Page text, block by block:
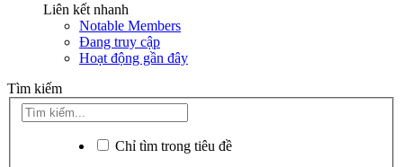
Liên kết nhanh
Notable Members
Đang truy cập
Hoạt động gần đây
Tìm kiếm
Chỉ tìm trong tiêu đề